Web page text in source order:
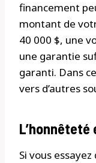
financement
montant de
40 000 $, une
une garantie
garanti. Dans
vers d’autres
Si vous